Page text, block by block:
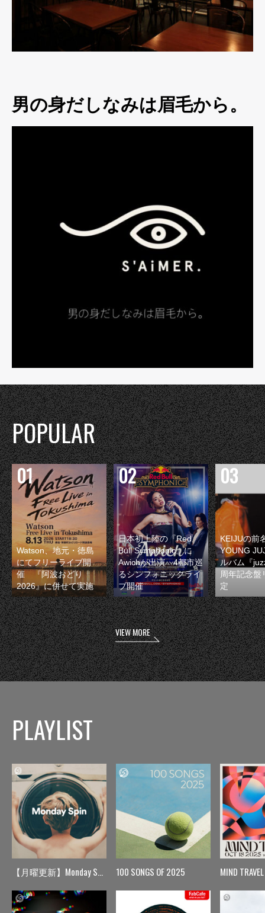
男の身だしなみは眉毛から。
POPULAR
Watson、地元・徳島
にてフリーライブ開
催 『阿波おどり
2026』に併せて実施
日本初上陸の『Red
Bull Symphonic』に
Awichが出演 4都市巡
るシンフォニックライ
ブ開催
KEIJUの前
YOUNG
ルバム『
周年記念盤
定
VIEW MORE
PLAYLIST
【月曜更新】Monday Spin 100 SONGS OF 2025 MIND TRAVEL